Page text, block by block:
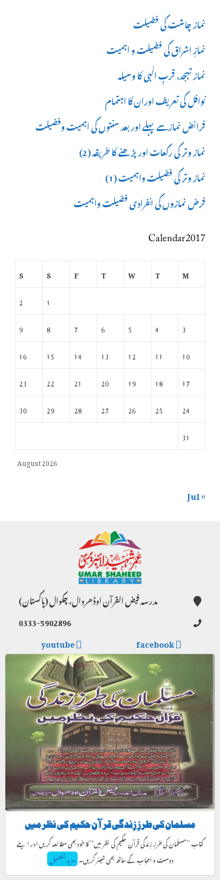
نماز چاشت کی فضیلت
نمازِ اشراق کی فضیلت و اہمیت
نماز تہجد، قربِ الٰہی کا وسیلہ
نوافل کی تعریف اوران کا اہتمام
فرائض نمازسے پہلے اور بعد سنتوں کی اہمیت وفضیلت
نماز وتر کی رکعات اور پڑھنے کا طریقہ (2)
نماز وتر کی فضیلت واہمیت (1)
فرض نمازوں کی انفرادی فضیلت واہمیت
Calendar 2017
August 2026
M
T
W
T
F
S
S
1
2
3
4
5
6
7
8
9
10
11
12
13
14
15
16
17
18
19
20
21
22
23
24
25
26
27
28
29
30
31
« Jul
مدرسہ فیض القرآن اوڈھروال، چکوال (پاکستان)
0333-5902896
facebook
youtube
مسلمان کی طرزِ زِندگی قرآن حکیم کی نظر میں
کتاب ’’مسلمان کی طرزِ زِندگی قرآن حکیم کی نظر میں‘‘ کا خود بھی مطالعہ کریں اور اپنے
دوست و احباب کے ساتھ بھی شیئر کریں۔مزید تفصیل